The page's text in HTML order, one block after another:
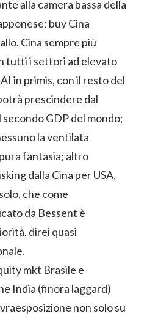
alla camera bassa della
buy Cina
Cina sempre più
tutti i settori ad elevato
in primis, con il resto del
prescindere dal
GDP del mondo;
la ventilata
fantasia; altro
dalla Cina per USA,
che come
da Bessent è
direi quasi
mkt Brasile e
India (finora laggard)
non solo su